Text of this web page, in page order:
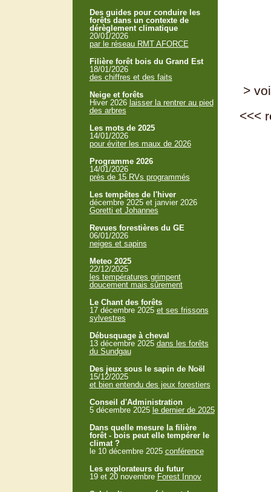
>
<<<
Des guides pour conduire les
forêts dans un contexte de
dérèglement climatique
20/01/2026
par le réseau RMT AFORCE
Filière forêt bois du Grand Est
18/01/2026
des chiffres et des faits
Neige et forêts
Hiver 2026 laisser la rentrer au pied
des arbres
Les mots de 2025
14/01/2026
pour éviter les maux de 2026
Programme 2026
14/01/2026
près de 15 RVs programmés
Les tempêtes de l'hiver
décembre 2025 et janvier 2026
Goretti et Johannes
Revues forestières du GE
06/01/2026
neiges et sapins
Meteo 2025
22/12/2025
les températures grimpent
doucement mais sûrement
Le Chant des forêts
17 décembre 2025 et ses frissons
sylvestres
Débusquage à cheval
13 décembre 2025 dans les forêts
du Sundgau
Des jeux sous le sapin de Noël
15/12/2025
et bien entendu des jeux forestiers
Conseil d'Administration
5 décembre 2025 le dernier de 2025
Dans quelle mesure la filière
forêt - bois peut elle tempérer le
climat ?
le 10 décembre 2025 conférence
Les explorateurs du futur
19 et 20 novembre Forest Innov